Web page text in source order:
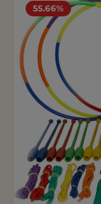
55.66%